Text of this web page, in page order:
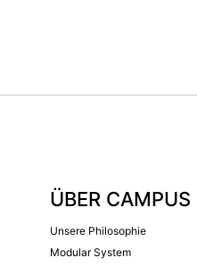
ÜBER CAMPUS
Unsere Philosophie
Modular System